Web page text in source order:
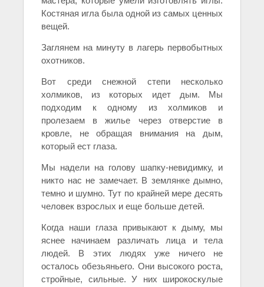
Костяная игла была одной из самых ценных
вещей.
Заглянем на минуту в лагерь первобытных
охотников.
Вот среди снежной степи несколько
холмиков, из которых идет дым. Мы
подходим к одному из холмиков и
пролезаем в жилье через отверстие в
кровле, не обращая внимания на дым,
который ест глаза.
Мы надели на голову шапку-невидимку, и
никто нас не замечает. В землянке дымно,
темно и шумно. Тут по крайней мере десять
человек взрослых и еще больше детей.
Когда наши глаза привыкают к дыму, мы
яснее начинаем различать лица и тела
людей. В этих людях уже ничего не
осталось обезьяньего. Они высокого роста,
стройные, сильные. У них широкоскулые